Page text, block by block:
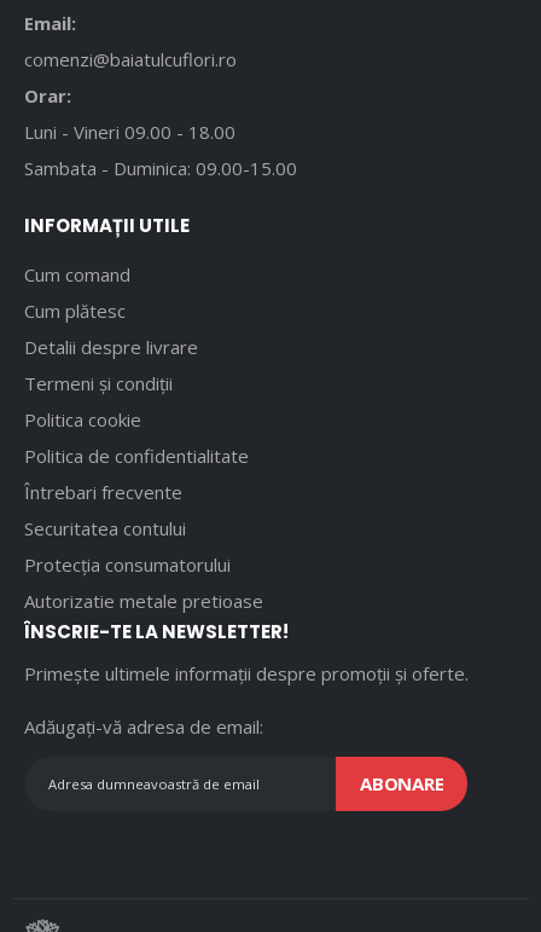
Email:
comenzi@baiatulcuflori.ro
Orar:
Luni - Vineri 09.00 - 18.00
Sambata - Duminica: 09.00-15.00
INFORMAȚII UTILE
Cum comand
Cum plătesc
Detalii despre livrare
Termeni și condiții
Politica cookie
Politica de confidentialitate
Întrebari frecvente
Securitatea contului
Protecția consumatorului
Autorizatie metale pretioase
ÎNSCRIE-TE LA NEWSLETTER!
Primește ultimele informații despre promoții și oferte.
Adăugați-vă adresa de email:
ABONARE